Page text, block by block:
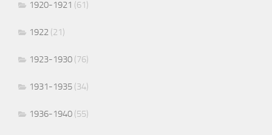
1920-1921 (61)
1922 (21)
1923-1930 (76)
1931-1935 (34)
1936-1940 (55)